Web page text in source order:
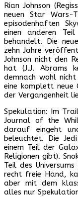
Rian Johnson
neuen Star Wars-
episodenhaften
einen anderen
behandelt. Die
zehn Jahre
Johnson nicht den
hat (J.J. Abrams
demnach wohl
eine komplett neue
der Vergangenheit
Spekulation: Im
Journal of the
darauf eingeht
beleuchtet. Die
einem Teil der
Religionen gibt).
Teil des
recht freie Hand,
aber mit dem
alles nur